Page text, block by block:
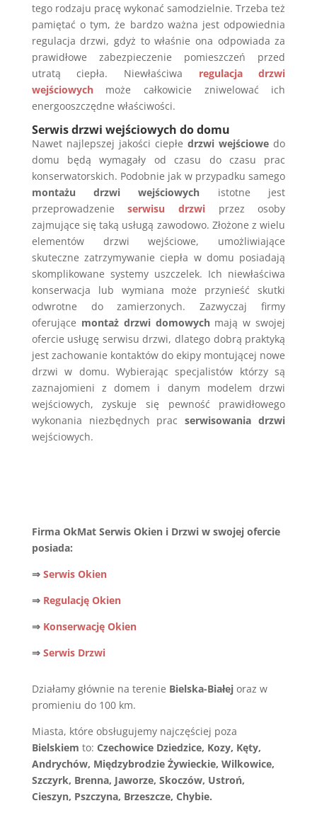
tego rodzaju pracę wykonać samodzielnie. Trzeba też
pamiętać o tym, że bardzo ważna jest odpowiednia
regulacja drzwi, gdyż to właśnie ona odpowiada za
prawidłowe zabezpieczenie pomieszczeń przed
utratą ciepła. Niewłaściwa regulacja drzwi
wejściowych
może całkowicie zniwelować ich
energooszczędne właściwości.
Serwis drzwi wejściowych do domu
Nawet najlepszej jakości ciepłedrzwi wejściowe do
domu będą wymagały od czasu do czasu prac
konserwatorskich. Podobnie jak w przypadku samego
montażu drzwi wejściowych istotne jest
przeprowadzenieserwisu drzwi
przez osoby
zajmujące się taką usługą zawodowo. Złożone z wielu
elementów drzwi wejściowe, umożliwiające
skuteczne zatrzymywanie ciepła w domu posiadają
skomplikowane systemy uszczelek. Ich niewłaściwa
konserwacja lub wymiana może przynieść skutki
odwrotne do zamierzonych. Zazwyczaj firmy
oferujące montaż drzwi domowychmają w swojej
ofercie usługę serwisu drzwi, dlatego dobrą praktyką
jest zachowanie kontaktów do ekipy montującej nowe
drzwi w domu. Wybierając specjalistów którzy są
zaznajomieni z domem i danym modelem drzwi
wejściowych, zyskuje się pewność prawidłowego
wykonania niezbędnych prac serwisowania drzwi
wejściowych.
Firma OkMat Serwis Okien i Drzwi w swojej ofercie
posiada:
⇒ Serwis Okien
⇒Regulację Okien
⇒ Konserwację Okien
⇒Serwis Drzwi
Działamy głównie na terenie Bielska-Białejoraz w
promieniu do 100 km.
Miasta, które obsługujemy najczęściej poza
Bielskiem to: Czechowice Dziedzice, Kozy, Kęty,
Andrychów, Międzybrodzie Żywieckie, Wilkowice,
Szczyrk, Brenna, Jaworze, Skoczów, Ustroń,
Cieszyn, Pszczyna, Brzeszcze, Chybie.